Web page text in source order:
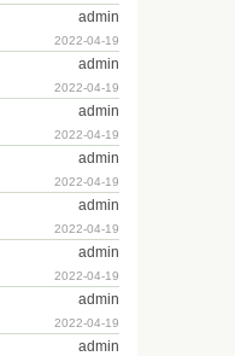
admin
2022-04-19
admin
2022-04-19
admin
2022-04-19
admin
2022-04-19
admin
2022-04-19
admin
2022-04-19
admin
2022-04-19
admin